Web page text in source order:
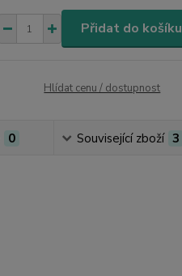
Přidat do košíku
Hlídat cenu / dostupnost
0 Související zboží 3